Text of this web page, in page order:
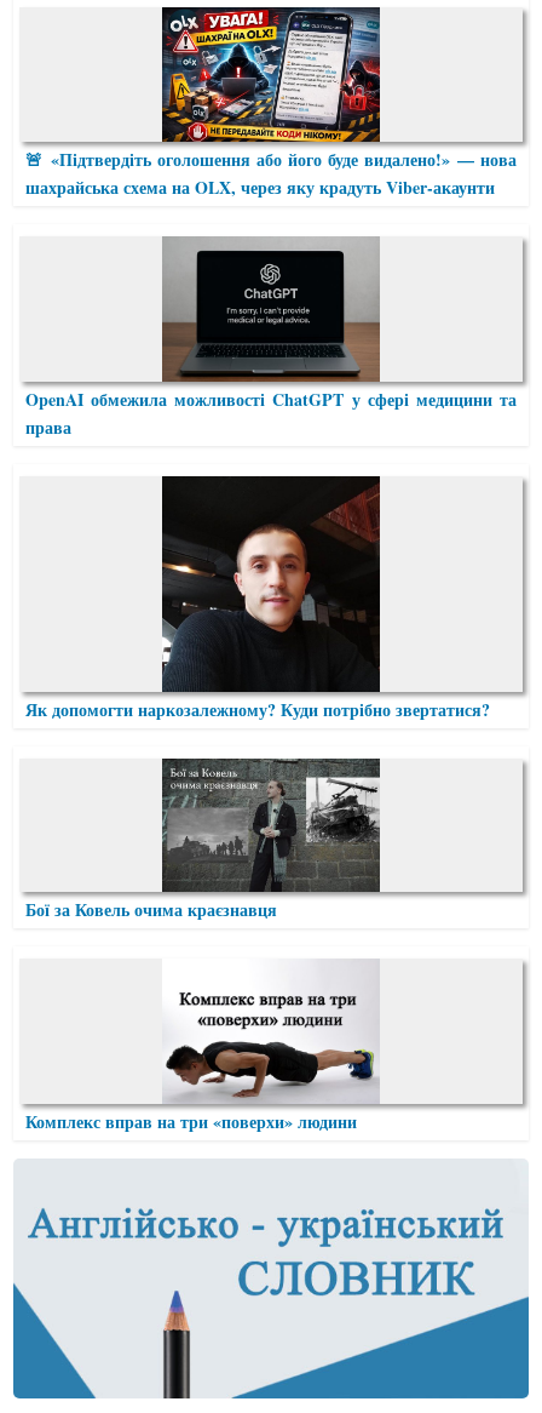
🚨 «Підтвердіть оголошення або його буде видалено!» — нова
шахрайська схема на OLX, через яку крадуть Viber-акаунти
OpenAI обмежила можливості ChatGPT у сфері медицини та
права
Як допомогти наркозалежному? Куди потрібно звертатися?
Бої за Ковель очима краєзнавця
Комплекс вправ на три «поверхи» людини